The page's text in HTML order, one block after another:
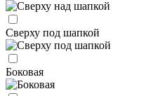
Сверху под шапкой
Боковая